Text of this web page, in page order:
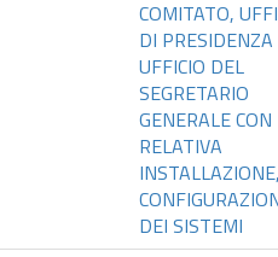
COMITATO,
DI PRESIDENZA
UFFICIO DEL
SEGRETARIO
GENERALE CON
RELATIVA
DEI SISTEMI